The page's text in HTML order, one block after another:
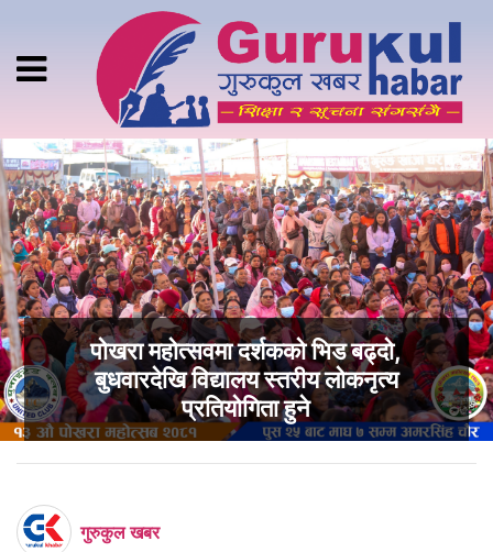
पोखरा महोत्सवमा दर्शकको भिड बढ्दो,
बुधवारदेखि विद्यालय स्तरीय लोकनृत्य
प्रतियोगिता हुने
गुरुकुल खबर